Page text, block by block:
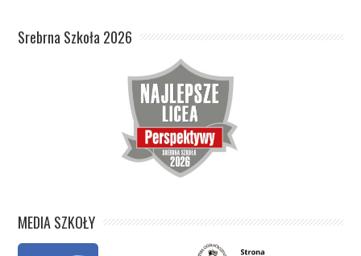
Srebrna Szkoła 2026
MEDIA SZKOŁY